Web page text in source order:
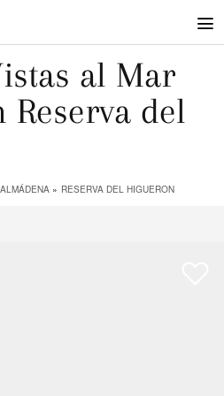
al Mar
Reserva del
RESERVA DEL HIGUERON